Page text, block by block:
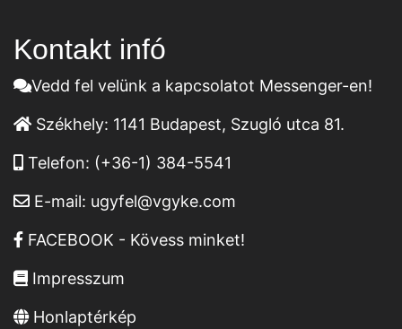
Kontakt infó
Vedd fel velünk a kapcsolatot Messenger-en!
Székhely: 1141 Budapest, Szugló utca 81.
Telefon: (+36-1) 384-5541
E-mail: ugyfel@vgyke.com
FACEBOOK - Kövess minket!
Impresszum
Honlaptérkép